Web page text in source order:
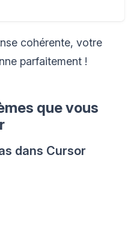
cohérente, votre
parfaitement !
que vous
dans Cursor